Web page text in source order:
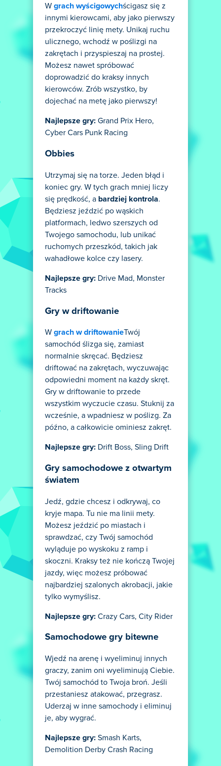
W grach wyścigowychścigasz się z
innymi kierowcami, aby jako pierwszy
przekroczyć linię mety. Unikaj ruchu
ulicznego, wchodź w poślizgi na
zakrętach i przyspieszaj na prostej.
Możesz nawet spróbować
doprowadzić do kraksy innych
kierowców. Zrób wszystko, by
dojechać na metę jako pierwszy!
Najlepsze gry: Grand Prix Hero,
Cyber Cars Punk Racing
Obbies
Utrzymaj się na torze. Jeden błąd i
koniec gry. W tych grach mniej liczy
się prędkość, a bardziej kontrola.
Będziesz jeździć po wąskich
platformach, ledwo szerszych od
Twojego samochodu, lub unikać
ruchomych przeszkód, takich jak
wahadłowe kolce czy lasery.
Najlepsze gry: Drive Mad, Monster
Tracks
Gry w driftowanie
W grach w driftowanieTwój
samochód ślizga się, zamiast
normalnie skręcać. Będziesz
driftować na zakrętach, wyczuwając
odpowiedni moment na każdy skręt.
Gry w driftowanie to przede
wszystkim wyczucie czasu. Stuknij za
wcześnie, a wpadniesz w poślizg. Za
późno, a całkowicie ominiesz zakręt.
Najlepsze gry: Drift Boss, Sling Drift
Gry samochodowe z otwartym
światem
Jedź, gdzie chcesz i odkrywaj, co
kryje mapa. Tu nie ma linii mety.
Możesz jeździć po miastach i
sprawdzać, czy Twój samochód
wyląduje po wyskoku z ramp i
skoczni. Kraksy też nie kończą Twojej
jazdy, więc możesz próbować
najbardziej szalonych akrobacji, jakie
tylko wymyślisz.
Najlepsze gry: Crazy Cars, City Rider
Samochodowe gry bitewne
Wjedź na arenę i wyeliminuj innych
graczy, zanim oni wyeliminują Ciebie.
Twój samochód to Twoja broń. Jeśli
przestaniesz atakować, przegrasz.
Uderzaj w inne samochody i eliminuj
je, aby wygrać.
Najlepsze gry: Smash Karts,
Demolition Derby Crash Racing